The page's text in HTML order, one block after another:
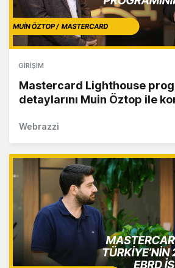
GIRIŞIM
Mastercard Lighthouse
detaylarını Muin Öztop ile
Webrazzi